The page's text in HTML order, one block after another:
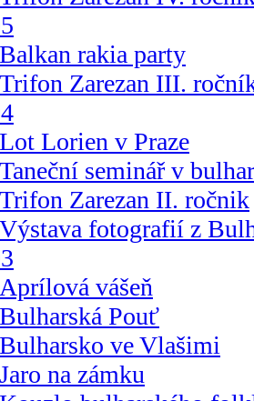
Balkan rakia party
Trifon Zarezan III.
Lot Lorien v Praze
Taneční seminář v
Trifon Zarezan II. ročnik
Výstava fotografií z
Aprílová vášeň
Bulharská Pouť
Bulharsko ve Vlašimi
Jaro na zámku